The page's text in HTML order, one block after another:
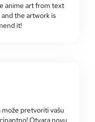
anime art from text
the artwork is
it!
može pretvoriti vašu
Otvara novu